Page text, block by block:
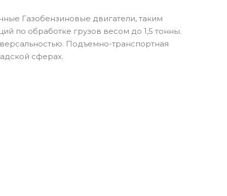
Газобензиновые двигатели, таким
по обработке грузов весом до 1,5 тонны.
Подъемно-транспортная
сферах.